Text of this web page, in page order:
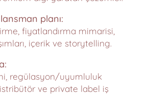
planı:
fiyatlandırma mimarisi,
içerik ve storytelling.
regülasyon/uyumluluk
ve private label iş